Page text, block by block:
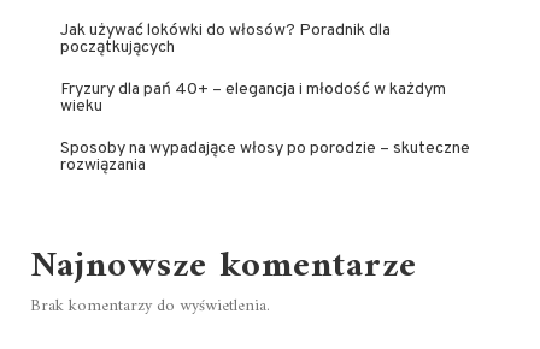
Jak używać lokówki do włosów? Poradnik dla
początkujących
Fryzury dla pań 40+ – elegancja i młodość w każdym
wieku
Sposoby na wypadające włosy po porodzie – skuteczne
rozwiązania
Najnowsze komentarze
Brak komentarzy do wyświetlenia.